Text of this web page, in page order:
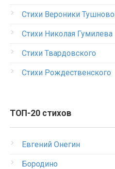
Стихи Вероники
Стихи Николая Гумилева
Стихи Твардовского
Стихи Рождественского
ТОП-20 стихов
Евгений Онегин
Бородино